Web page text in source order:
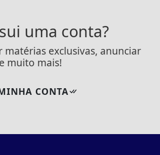
uma conta?
matérias exclusivas, anunciar
muito mais!
CONTA